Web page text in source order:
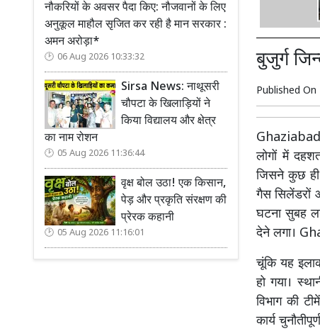
नौकरियों के अवसर पैदा किए: नौजवानों के लिए
अनुकूल माहौल सृजित कर रही है मान सरकार :
अमन अरोड़ा*
06 Aug 2026 10:33:32
Sirsa News: नाथूसरी
चौपटा के खिलाड़ियों ने
किया विद्यालय और क्षेत्र
का नाम रोशन
05 Aug 2026 11:36:44
वृक्ष बोल उठा! एक किसान,
पेड़ और प्रकृति संरक्षण की
प्रेरक कहानी
05 Aug 2026 11:16:01
बुजुर्ग
Published On
Ghaziabad
लोगों में
जिसने कुछ
गैस सिलेंडरों
घटना सुबह
देने लगा।
चूंकि यह
हो गया।
विभाग की
कार्य